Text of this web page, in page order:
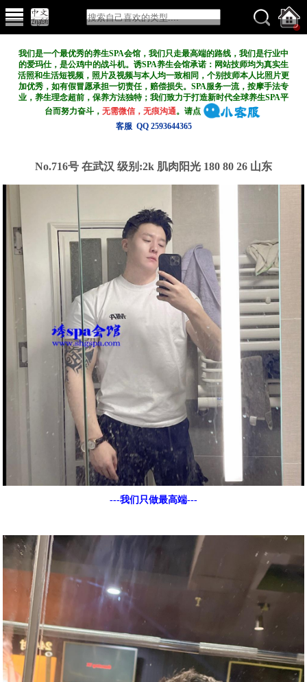
我们是一个最优秀的养生SPA会馆，我们只走最高端的路线，我们是行业中
的爱玛仕，是公鸡中的战斗机。诱SPA养生会馆承诺：网站技师均为真实生
活照和生活短视频，照片及视频与本人均一致相同，个别技师本人比照片更
加优秀，如有假冒愿承担一切责任，赔偿损失。SPA服务一流，按摩手法专
业，养生理念超前，保养方法独特；我们致力于打造新时代全球养生SPA平
台而努力奋斗，无需微信，无痕沟通。请点
客服 QQ 2593644365
No.716号 在武汉 级别:2k 肌肉阳光 180 80 26 山东
---我们只做最高端---